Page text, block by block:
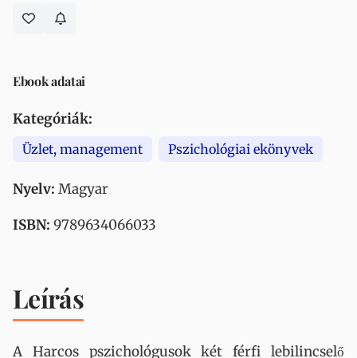
Ebook adatai
Kategóriák:
Üzlet, management Pszichológiai ekönyvek
Nyelv: Magyar
ISBN: 9789634066033
Leírás
A ​Harcos pszichológusok két férfi lebilincselő